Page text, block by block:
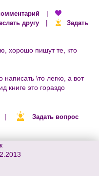
|
другу |
Задать
хорошо пишут те, кто
написать \то легко, а вот
книге это гораздо
|
Задать вопрос